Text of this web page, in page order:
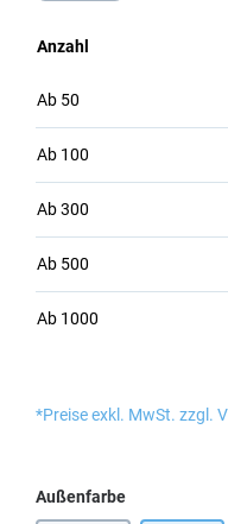
Anzahl
Ab 50
Ab 100
Ab300
Ab 500
Ab 1000
*Preise exkl. MwSt. zzgl.
Außenfarbeauswählen